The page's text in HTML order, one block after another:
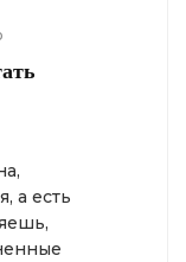
а есть